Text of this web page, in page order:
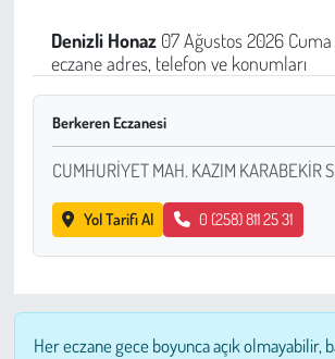
Denizli Honaz07 Ağustos 2026
eczane adres, telefon ve konumları
Berkeren Eczanesi
CUMHURİYET MAH. KAZIM KARABEKİR
Yol Tarifi Al 0 (258) 811 25 31
Her eczane gece boyunca açık olmayabilir,
Sağlık
Kadın
Emek
Spor
Çocuk
Kültür Sanat